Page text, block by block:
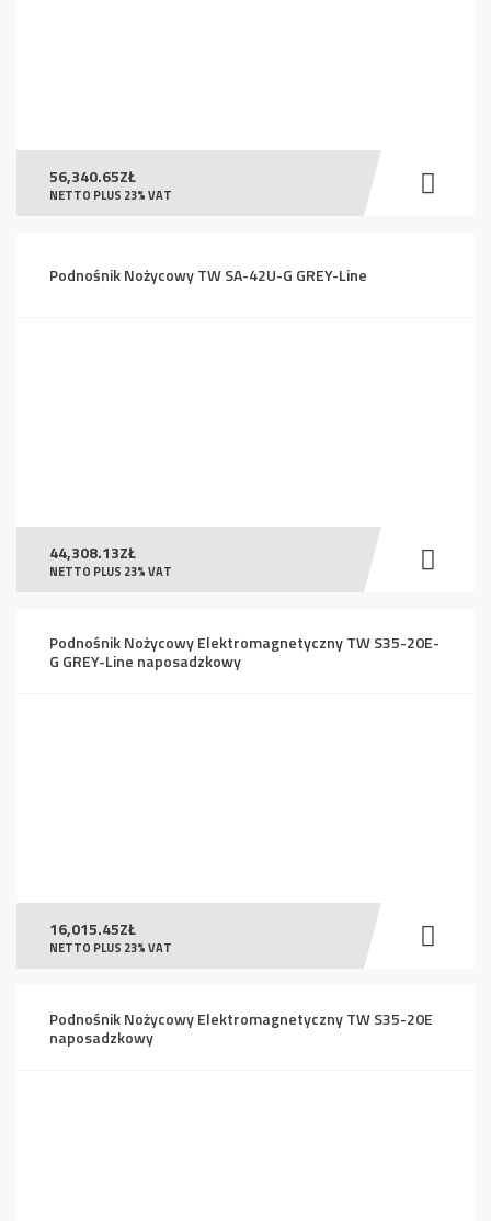
56,340.65ZŁ
NETTO PLUS 23% VAT
Podnośnik Nożycowy TW SA-42U-G GREY-Line
44,308.13ZŁ
NETTO PLUS 23% VAT
Podnośnik Nożycowy Elektromagnetyczny TW S35-20E-
G GREY-Line naposadzkowy
16,015.45ZŁ
NETTO PLUS 23% VAT
Podnośnik Nożycowy Elektromagnetyczny TW S35-20E
naposadzkowy